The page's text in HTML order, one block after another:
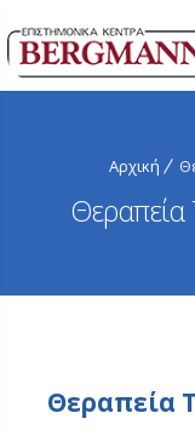
Αρχική
Θεραπεία
Θεραπεία